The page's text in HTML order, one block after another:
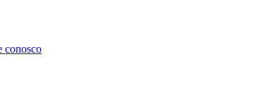
conosco